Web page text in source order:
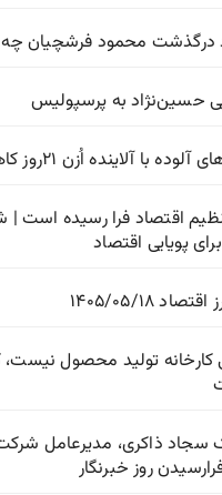
درگذشت محمود فرشچیان
حسین‌نژاد به پرسپولیس
با آلاینده اُزن ۲۱روز کاهش یافت
اقتصاد فرا رسیده
پویایی اقتصاد
۱۴۰۵/۰۵/۱۸
کارخانه تولید محصول
سجاد ذاکری، مدیرعامل
روز خبرنگار